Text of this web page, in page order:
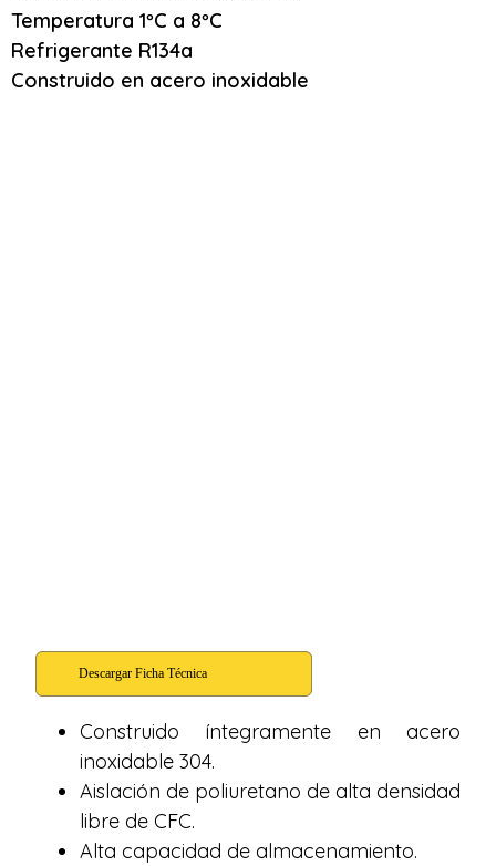
Temperatura 1ºC a 8ºC
Refrigerante R134a
Construido en acero inoxidable
Construido íntegramente en acero
inoxidable 304.
Aislación de poliuretano de alta densidad
libre de CFC.
Alta capacidad de almacenamiento.